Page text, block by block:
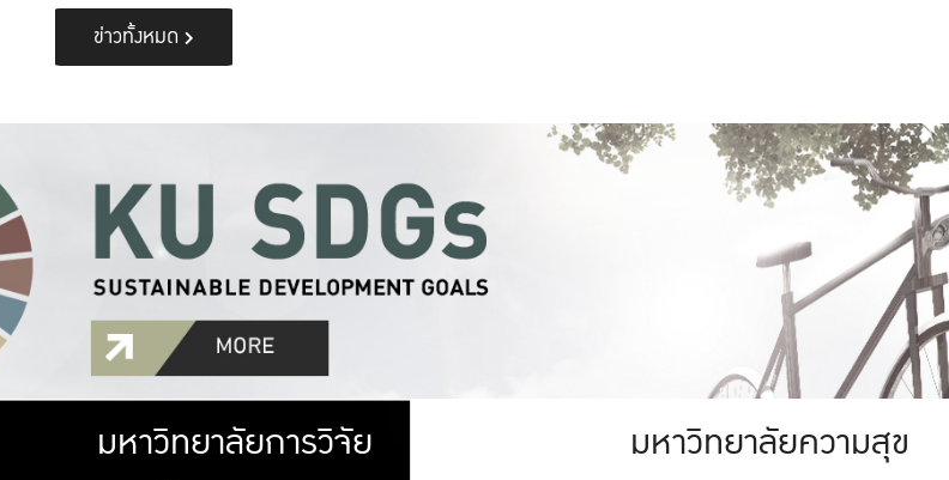
ข่าวทั้งหมด
มหาวิทยาลัย
มหาวิทยาลัยการวิจัย มหาวิทยาลัย
มหาวิทยาลัยความสุข